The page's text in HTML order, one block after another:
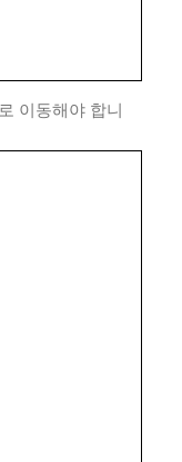
이동해야 합니